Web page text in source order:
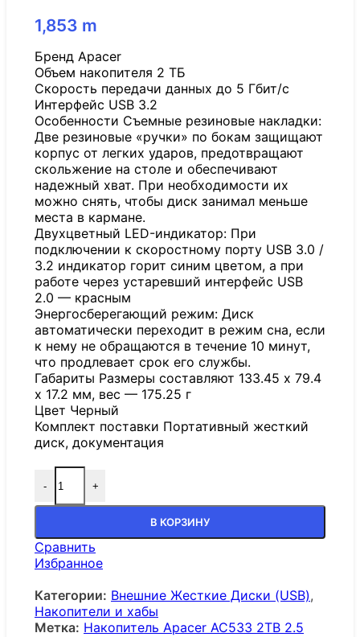
1,853 m
Бренд Apacer
Объем накопителя 2 ТБ
Скорость передачи данных до 5 Гбит/с
Интерфейс USB 3.2
Особенности Съемные резиновые накладки:
Две резиновые «ручки» по бокам защищают
корпус от легких ударов, предотвращают
скольжение на столе и обеспечивают
надежный хват. При необходимости их
можно снять, чтобы диск занимал меньше
места в кармане.
Двухцветный LED-индикатор: При
подключении к скоростному порту USB 3.0 /
3.2 индикатор горит синим цветом, а при
работе через устаревший интерфейс USB
2.0 — красным
Энергосберегающий режим: Диск
автоматически переходит в режим сна, если
к нему не обращаются в течение 10 минут,
что продлевает срок его службы.
Габариты Размеры составляют 133.45 x 79.4
x 17.2 мм, вес — 175.25 г
Цвет Черный
Комплект поставки Портативный жесткий
диск, документация
- +
В КОРЗИНУ
Сравнить
Избранное
Категории: Внешние Жесткие Диски (USB),
Накопители и хабы
Метка: Накопитель Apacer AC533 2TB 2.5